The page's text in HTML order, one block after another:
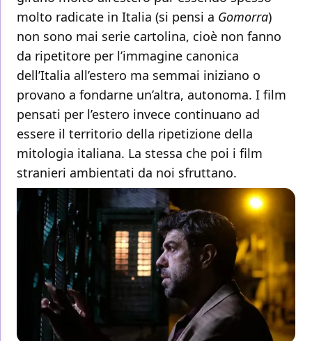
molto radicate in Italia (si pensi a Gomorra)
non sono mai serie cartolina, cioè non fanno
da ripetitore per l’immagine canonica
dell’Italia all’estero ma semmai iniziano o
provano a fondarne un’altra, autonoma. I film
pensati per l’estero invece continuano ad
essere il territorio della ripetizione della
mitologia italiana. La stessa che poi i film
stranieri ambientati da noi sfruttano.